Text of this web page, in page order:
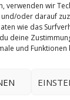
verwenden wir
oder darauf
wie das
deine
und